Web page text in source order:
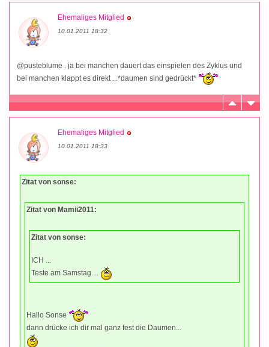
Ehemaliges Mitglied
10.01.2011 18:32
@pusteblume . ja bei manchen dauert das einspielen des Zyklus und
bei manchen klappt es direkt ...*daumen sind gedrückt*
Ehemaliges Mitglied
10.01.2011 18:33
Zitat von sonse:
Zitat von Mamii2011:
Zitat von sonse:
ICH ...
Teste am Samstag....
Hallo Sonse
dann drücke ich dir mal ganz fest die Daumen...